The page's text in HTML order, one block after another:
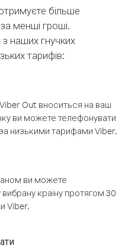
більше
менші гроші.
наших гнучких
тарифів:
Out вноситься на ваш
ви можете телефонувати
за низькими тарифами Viber.
ви можете
країну протягом 30
Viber.